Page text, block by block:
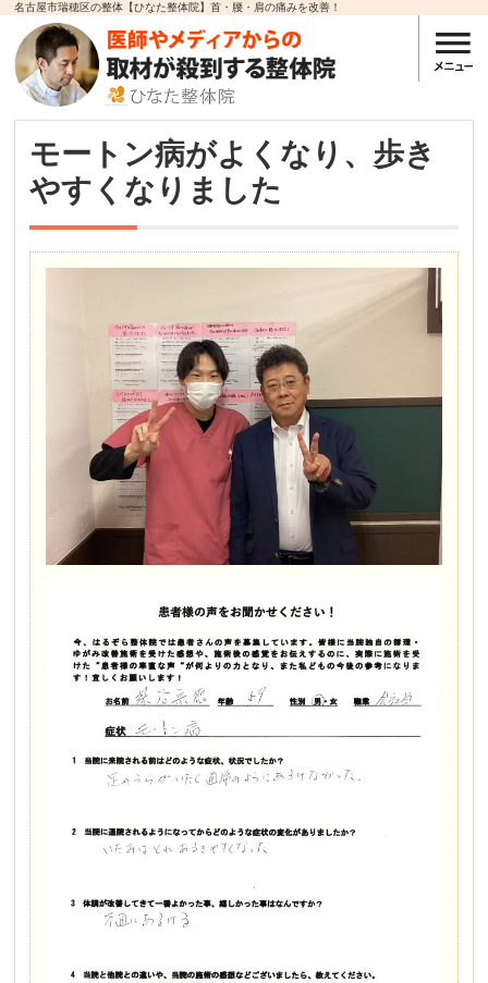
名古屋市瑞穂区の整体【ひなた整体院】首・腰・肩の痛みを改善！
モートン病がよくなり、歩き
やすくなりました